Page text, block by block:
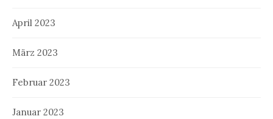
April 2023
März 2023
Februar 2023
Januar 2023